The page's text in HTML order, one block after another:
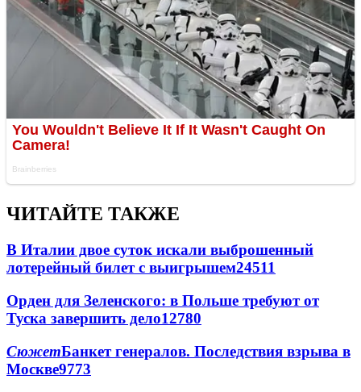
ЧИТАЙТЕ ТАКЖЕ
В Италии двое суток искали выброшенный
лотерейный билет с выигрышем24511
Орден для Зеленского: в Польше требуют от
Туска завершить дело12780
СюжетБанкет генералов. Последствия взрыва в
Москве9773